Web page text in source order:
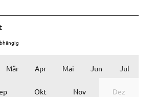
Mär Apr Mai Jun Jul
Okt Nov Dez